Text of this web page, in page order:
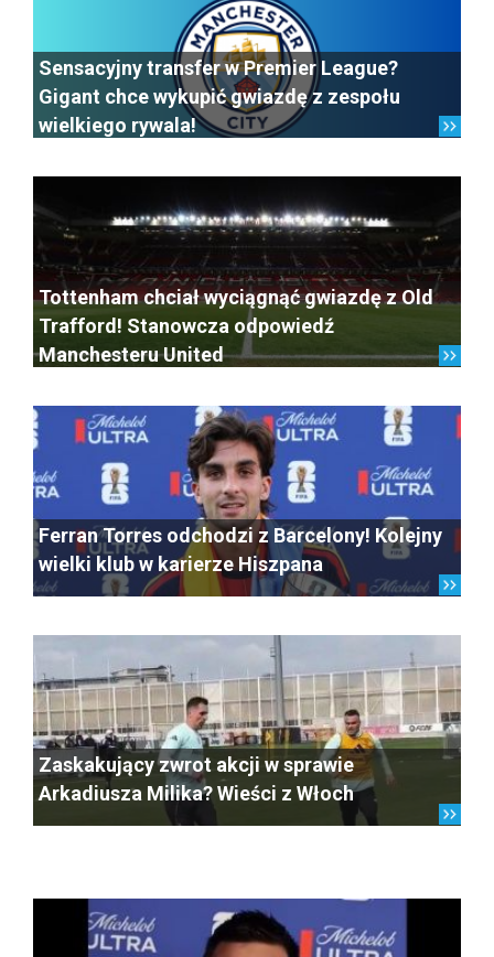
Sensacyjny transfer w Premier League?
Gigant chce wykupić gwiazdę z zespołu
wielkiego rywala!
Tottenham chciał wyciągnąć gwiazdę z Old
Trafford! Stanowcza odpowiedź
Manchesteru United
Ferran Torres odchodzi z Barcelony! Kolejny
wielki klub w karierze Hiszpana
Zaskakujący zwrot akcji w sprawie
Arkadiusza Milika? Wieści z Włoch